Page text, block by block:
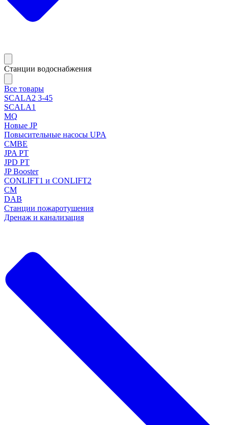
Станции водоснабжения
Все товары
SCALA2 3-45
SCALA1
MQ
Новые JP
Повысительные насосы UPA
CMBE
JPA PT
JPD PT
JP Booster
CONLIFT1 и CONLIFT2
CM
DAB
Станции пожаротушения
Дренаж и канализация